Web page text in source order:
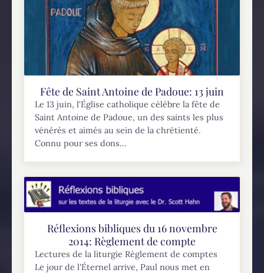
Question d'un lecteur: Si Marie est Sainte
et Immaculée Conception pourquoi
n'est-elle plus parmi nous?
Si Marie est sainte et immaculée conception
comme nous le disons, pour quelles raisons
n'est-elle pas toujours au milieu de nous ? On
sait en effet, que le salaire du...
Fête de Saint Antoine de Padoue: 13 juin
Le 13 juin, l'Église catholique célèbre la fête de
Saint Antoine de Padoue, un des saints les plus
vénérés et aimés au sein de la chrétienté.
Connu pour ses dons...
Réflexions bibliques du 16 novembre
2014: Règlement de compte
Lectures de la liturgie Règlement de comptes
Le jour de l'Éternel arrive, Paul nous met en